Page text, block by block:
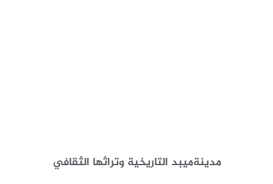
مدينةميبد التاريخية وتراثها الثقافي